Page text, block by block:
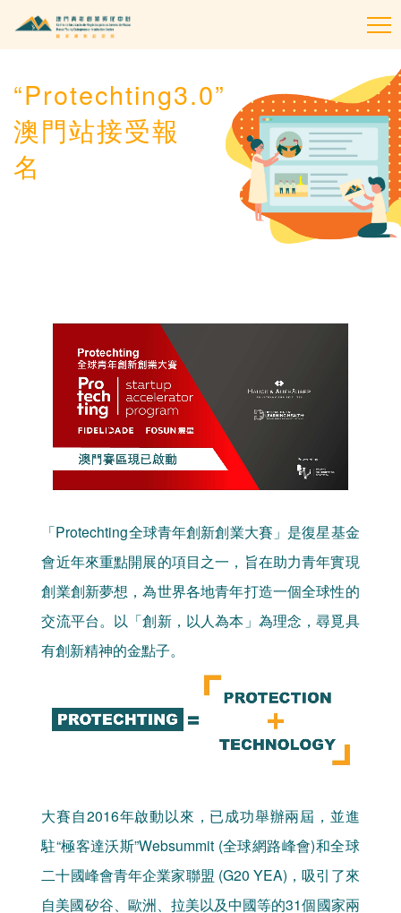
“Protechting3.0”
澳門站接受報
名
「Protechting全球青年創新創業大賽」是復星基金
會近年來重點開展的項目之一，旨在助力青年實現
創業創新夢想，為世界各地青年打造一個全球性的
交流平台。以「創新，以人為本」為理念，尋覓具
有創新精神的金點子。
大賽自2016年啟動以來，已成功舉辦兩屆，並進
駐“極客達沃斯”Websummit (全球網路峰會)和全球
二十國峰會青年企業家聯盟 (G20 YEA)，吸引了來
自美國矽谷、歐洲、拉美以及中國等的31個國家兩